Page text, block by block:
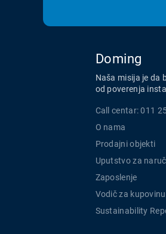
Doming
Naša misija je da
od poverenja
Call centar: 011
O nama
Prodajni objekti
Uputstvo za
Zaposlenje
Vodič za
Sustainability